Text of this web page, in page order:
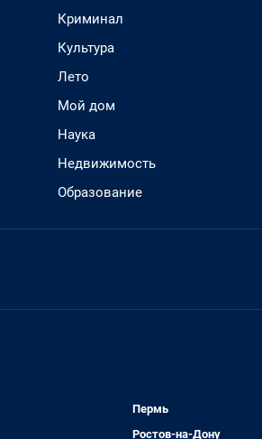
Криминал
Культура
Лето
Мой дом
Наука
Недвижимость
Образование
Пермь
Ростов-на-Дону